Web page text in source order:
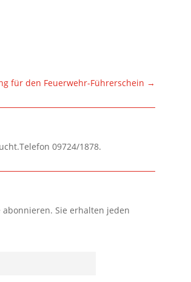
für den Feuerwehr-Führerschein →
09724/1878.
Sie erhalten jeden